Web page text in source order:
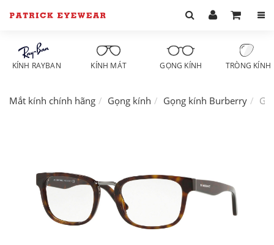
KÍNH RAYBAN KÍNH MÁT GỌNG KÍNH TRÒNG KÍNH
Mắt kính chính hãng Gọng kính Gọng kính Burberry